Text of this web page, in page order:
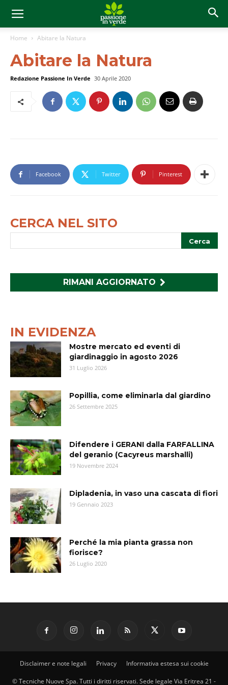
Home Abitare la Natura
Abitare la Natura
Redazione Passione In Verde 30 Aprile 2020
Facebook Twitter Pinterest
CERCA NEL SITO
RIMANI AGGIORNATO
IN EVIDENZA
Mostre mercato ed eventi di
giardinaggio in agosto 2026
31 Luglio 2026
Popillia, come eliminarla dal giardino
26 Settembre 2025
Difendere i GERANI dalla FARFALLINA
del geranio (Cacyreus marshalli)
19 Novembre 2024
Dipladenia, in vaso una cascata di fiori
19 Gennaio 2023
Perché la mia pianta grassa non
fiorisce?
26 Luglio 2020
Disclaimer e note legali Privacy Informativa estesa sui cookie
© Tecniche Nuove Spa. Tutti i diritti riservati. Sede legale Via Eritrea 21 -